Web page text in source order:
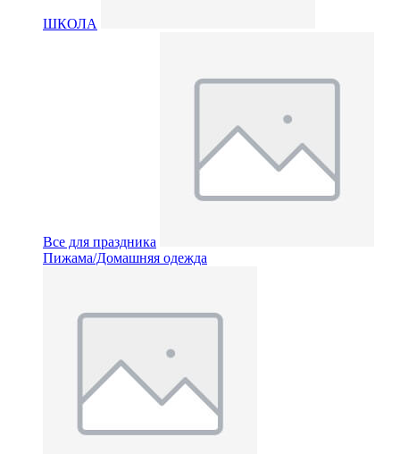
ШКОЛА
Все для праздника
Пижама/Домашняя одежда